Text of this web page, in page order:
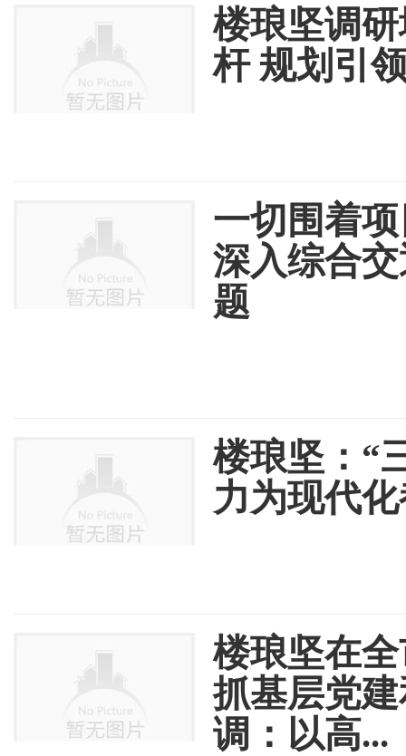
楼琅坚调
杆 规划引
一切围着
深入综合
题
楼琅坚：“
力为现代
楼琅坚在
抓基层党
调：以高...